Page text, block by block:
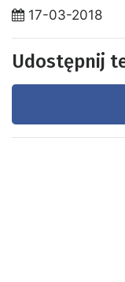
17-03-2018
Udostępnij